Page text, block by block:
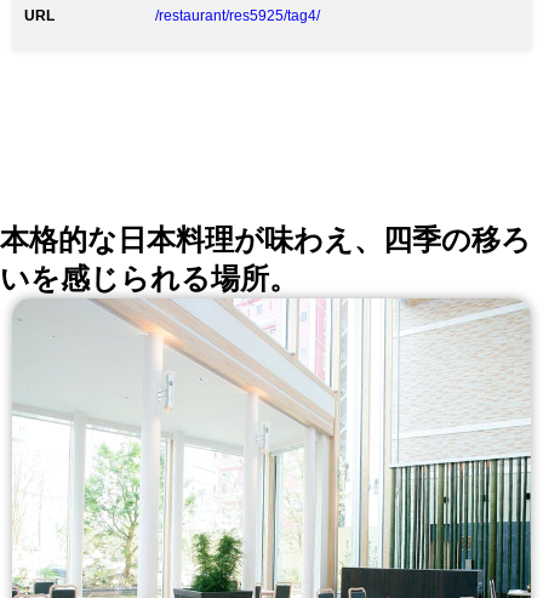
18:00～22:00祝前日: 18:00～22:00 （料理L.O. 22:00）
URL /restaurant/res5925/tag4/
本格的な日本料理が味わえ、四季の移ろ
いを感じられる場所。